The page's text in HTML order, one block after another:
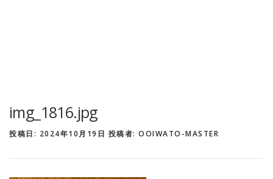
img_1816.jpg
投稿日: 2024年10月19日 投稿者: OOIWATO-MASTER